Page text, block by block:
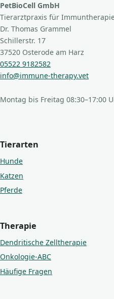
PetBioCell GmbH
Tierarztpraxis für
Dr. Thomas Grammel
Schillerstr. 17
37520 Osterode am Harz
05522 9182582
info@immune-therapy.vet
Montag bis Freitag 08:30–17:00
Tierarten
Hunde
Katzen
Pferde
Therapie
Dendritische Zelltherapie
Onkologie-ABC
Häufige Fragen